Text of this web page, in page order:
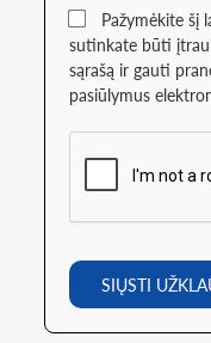
Pažymėkite šį
sutinkate būti
sąrašą ir gauti
pasiūlymus
SIŲSTI